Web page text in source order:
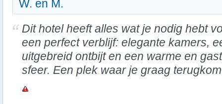
W. en M.
Dit hotel heeft alles wat je nodig hebt
een perfect verblijf: elegante kamers,
uitgebreid ontbijt en een warme en
sfeer. Een plek waar je graag